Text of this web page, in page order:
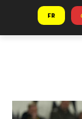
FR